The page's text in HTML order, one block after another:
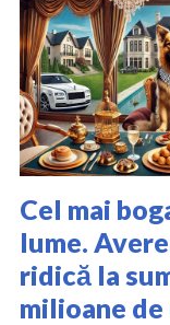
Cel mai
lume.
ridică la
milioane